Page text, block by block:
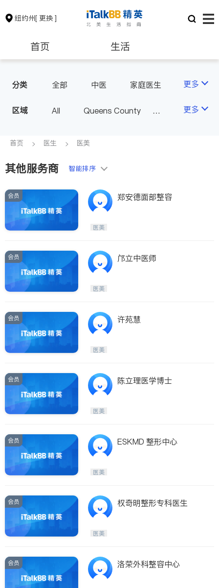
纽约州[ 更换 ]
首页 生活
保险理财 房地产租售
银行贷款
建筑装修
非盈利组织
分类 全部 中医
家庭医生
眼科
妇科
儿科
心脏科
肠胃肝脏科
泌尿科
风湿病
不孕不育
呼吸科
医生-其它
更多
区域 All
Queens County
Long Island
Buffalo & Syracuse
Westchester County & Orange
County
更多
首页 医生 医美
其他服务商 智能排序
会员 郑安德面部整容
医美
会员 邝立中医师
医美
会员 许苑慧
医美
会员 陈立理医学博士
医美
会员 ESKMD 整形中心
医美
会员 权奇明整形专科医生
医美
会员 洛荣外科整容中心